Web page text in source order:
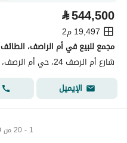
⃁544,500
19,497 م2
مجمع للبيع في أم الراصف، الطائف
شارع أم الرصف 24، حي أم الرصف، الطائف
الإيميل
1 - 20 من 20 عقارات تجارية